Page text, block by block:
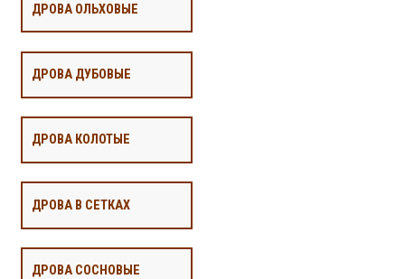
ДРОВА ОЛЬХОВЫЕ
ДРОВА ДУБОВЫЕ
ДРОВА КОЛОТЫЕ
ДРОВА В СЕТКАХ
ДРОВА СОСНОВЫЕ